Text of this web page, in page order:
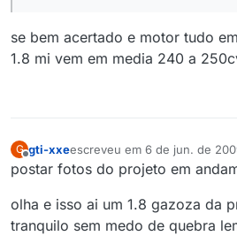
se bem acertado e motor tudo
1.8 mi vem em media 240 a
G
Offline
gti-xxeescreveu em 6 de jun. de
última edição por
postar fotos do projeto em
olha e isso ai um 1.8 gazoza da
tranquilo sem medo de quebra